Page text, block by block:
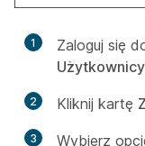
1 Zaloguj się
Użytkownicy
2 Kliknij kartę
3 Wybierz